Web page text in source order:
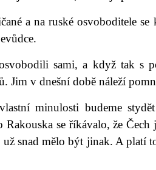
a na ruské osvoboditele
sami, a když tak s
Jim v dnešní době náleží
minulosti budeme
Rakouska se říkávalo, že
už snad mělo být jinak. A